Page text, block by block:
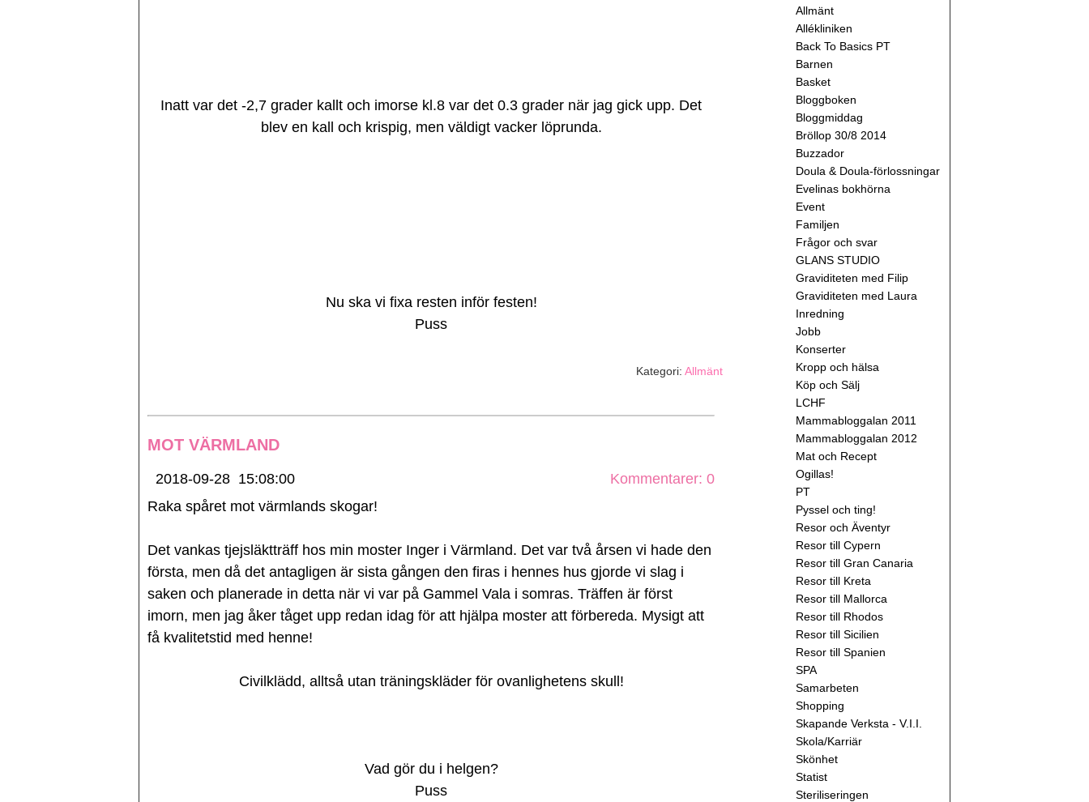
Inatt var det -2,7 grader kallt och imorse kl.8 var det 0.3 grader när jag gick upp. Det
blev en kall och krispig, men väldigt vacker löprunda.
Nu ska vi fixa resten inför festen!
Puss
Kategori: Allmänt
MOT VÄRMLAND
2018-09-28 15:08:00
Kommentarer: 0
Raka spåret mot värmlands skogar!
Det vankas tjejsläktträff hos min moster Inger i Värmland. Det var två årsen vi hade den
första, men då det antagligen är sista gången den firas i hennes hus gjorde vi slag i
saken och planerade in detta när vi var på Gammel Vala i somras. Träffen är först
imorn, men jag åker tåget upp redan idag för att hjälpa moster att förbereda. Mysigt att
få kvalitetstid med henne!
Civilklädd, alltså utan träningskläder för ovanlighetens skull!
Vad gör du i helgen?
Puss
Allmänt
Allékliniken
Back To Basics PT
Barnen
Basket
Bloggboken
Bloggmiddag
Bröllop 30/8 2014
Buzzador
Doula & Doula-förlossningar
Evelinas bokhörna
Event
Familjen
Frågor och svar
GLANS STUDIO
Graviditeten med Filip
Graviditeten med Laura
Inredning
Jobb
Konserter
Kropp och hälsa
Köp och Sälj
LCHF
Mammabloggalan 2011
Mammabloggalan 2012
Mat och Recept
Ogillas!
PT
Pyssel och ting!
Resor och Äventyr
Resor till Cypern
Resor till Gran Canaria
Resor till Kreta
Resor till Mallorca
Resor till Rhodos
Resor till Sicilien
Resor till Spanien
SPA
Samarbeten
Shopping
Skapande Verksta - V.I.I.
Skola/Karriär
Skönhet
Statist
Steriliseringen